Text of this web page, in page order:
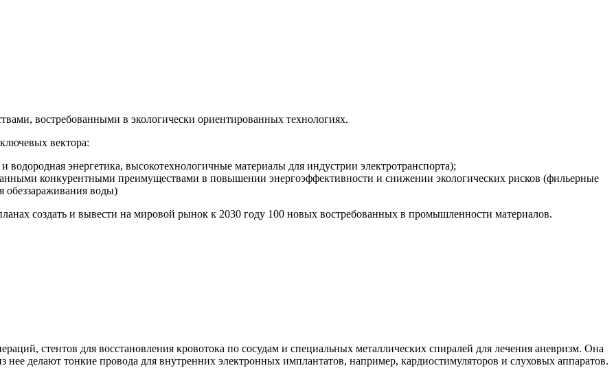
востребованными в экологически ориентированных технологиях.
вектора:
энергетика, высокотехнологичные материалы для индустрии электротранспорта);
конкурентными преимуществами в повышении энергоэффективности и снижении экологических рисков (фильерные
обеззараживания воды)
создать и вывести на мировой рынок к 2030 году 100 новых востребованных в промышленности материалов.
стентов для восстановления кровотока по сосудам и специальных металлических спиралей для лечения аневризм. Она
нее делают тонкие провода для внутренних электронных имплантатов, например, кардиостимуляторов и слуховых аппаратов.